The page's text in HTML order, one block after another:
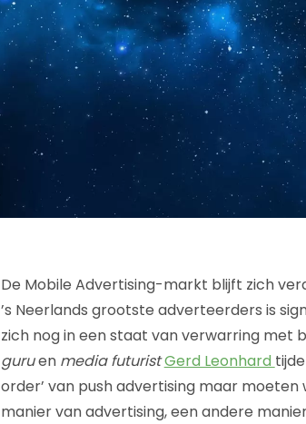
De Mobile Advertising-markt blijft zich
’s Neerlands grootste adverteerders is
zich nog in een staat van verwarring met
guruen media futuristGerd Leonhard
order’ van push advertising maar
manier van advertising, een andere